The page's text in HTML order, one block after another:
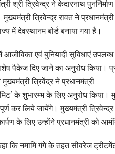
श्री त्रिवेन्द्र ने केदारनाथ
त्रिवेन्द्र रावत ने
में देवस्थानम बोर्ड बनाया गया है।
एवं बुनियादी सुविधाएं
पैकेज दिए जाने का अनुरोध किया।
त्रिवेंद्र ने प्रधानमंत्री
के शुभारम्भ के लिए अनुरोध किया।
कर लिये जायेंगे। मुख्यमंत्री
के लिए उन्होंने प्रधानमंत्री को
कि नमामि गंगे के तहत सीवरेज